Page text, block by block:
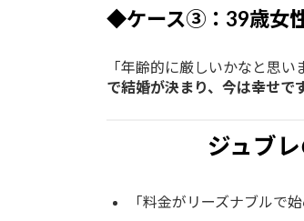
◆ケース③：39歳女
「年齢的に厳しいかなと思
で結婚が決まり、今は幸せです
ジュブ
「料金がリーズナブルで